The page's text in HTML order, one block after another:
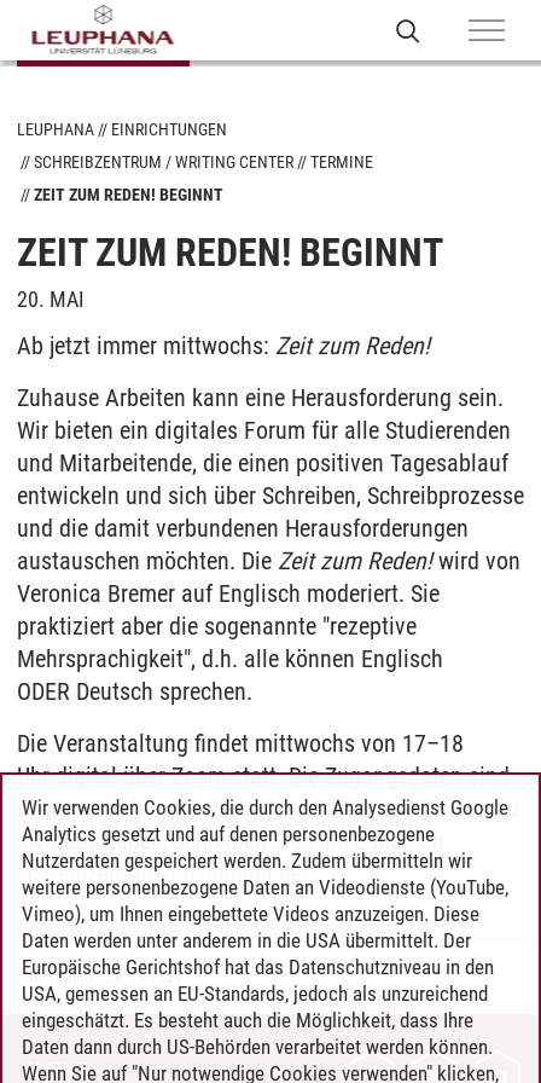
LEUPHANA
EINRICHTUNGEN
SCHREIBZENTRUM / WRITING CENTER
TERMINE
ZEIT ZUM REDEN! BEGINNT
ZEIT ZUM REDEN! BEGINNT
20. MAI
Ab jetzt immer mittwochs: Zeit zum Reden!
Zuhause Arbeiten kann eine Herausforderung sein.
Wir bieten ein digitales Forum für alle Studierenden
und Mitarbeitende, die einen positiven Tagesablauf
entwickeln und sich über Schreiben, Schreibprozesse
und die damit verbundenen Herausforderungen
austauschen möchten. Die Zeit zum Reden!wird von
Veronica Bremer auf Englisch moderiert. Sie
praktiziert aber die sogenannte "rezeptive
Mehrsprachigkeit", d.h. alle können Englisch
ODER Deutsch sprechen.
Die Veranstaltung findet mittwochs von 17–18
Uhr digital über Zoom statt. Die Zugangsdaten sind
über myStudy verfügbar. Wenn Sie keinen Zugang zu
myStudy haben, schreiben Sie eine E-Mail an
schreibzentrum@leuphana.de.
Jule Ubben/20.05.2020
KONTAKT
Wir verwenden Cookies, die durch den Analysedienst Google
Analytics gesetzt und auf denen personenbezogene
Nutzerdaten gespeichert werden. Zudem übermitteln wir
weitere personenbezogene Daten an Videodienste (YouTube,
Vimeo), um Ihnen eingebettete Videos anzuzeigen. Diese
Daten werden unter anderem in die USA übermittelt. Der
Europäische Gerichtshof hat das Datenschutzniveau in den
USA, gemessen an EU-Standards, jedoch als unzureichend
eingeschätzt. Es besteht auch die Möglichkeit, dass Ihre
Daten dann durch US-Behörden verarbeitet werden können.
Wenn Sie auf "Nur notwendige Cookies verwenden" klicken,